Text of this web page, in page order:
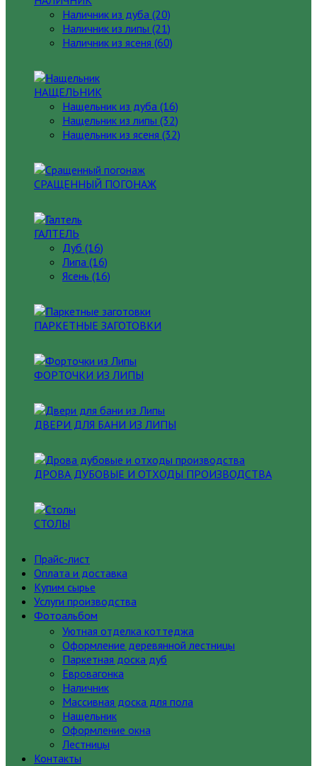
Наличник из дуба (20)
Наличник из липы (21)
Наличник из ясеня (60)
НАЩЕЛЬНИК
Нащельник из дуба (16)
Нащельник из липы (32)
Нащельник из ясеня (32)
СРАЩЕННЫЙ ПОГОНАЖ
ГАЛТЕЛЬ
Дуб (16)
Липа (16)
Ясень (16)
ПАРКЕТНЫЕ ЗАГОТОВКИ
ФОРТОЧКИ ИЗ ЛИПЫ
ДВЕРИ ДЛЯ БАНИ ИЗ ЛИПЫ
ДРОВА ДУБОВЫЕ И ОТХОДЫ ПРОИЗВОДСТВА
СТОЛЫ
Прайс-лист
Оплата и доставка
Купим сырье
Услуги производства
Фотоальбом
Уютная отделка коттеджа
Оформление деревянной лестницы
Паркетная доска дуб
Евровагонка
Наличник
Массивная доска для пола
Нащельник
Оформление окна
Лестницы
Контакты